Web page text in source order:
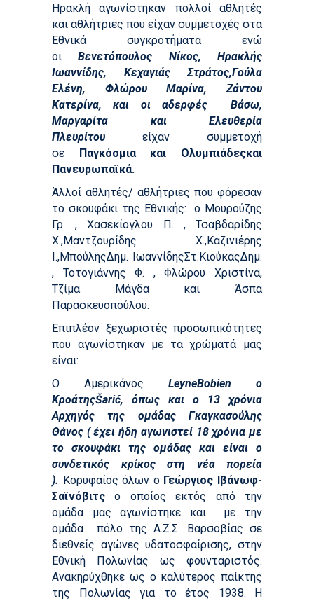
Ηρακλή αγωνίστηκαν πολλοί αθλητές
και αθλήτριες που είχαν συμμετοχές στα
Εθνικά συγκροτήματα ενώ
οιΒενετόπουλος Νίκος, Ηρακλής
Ιωαννίδης, Κεχαγιάς Στράτος,Γούλα
Ελένη, Φλώρου Μαρίνα, Ζάντου
Κατερίνα, και οι αδερφές Βάσω,
Μαργαρίτα και Ελευθερία
Πλευρίτου είχαν συμμετοχή
σε Παγκόσμια και Ολυμπιάδεςκαι
Πανευρωπαϊκά.
Άλλοί αθλητές/ αθλήτριες που φόρεσαν
το σκουφάκι της Εθνικής: ο Μουρούζης
Γρ. , Χασεκίογλου Π. , Τσαβδαρίδης
Χ.,Μαντζουρίδης Χ.,Καζινιέρης
Ι.,ΜπούληςΔημ. ΙωαννίδηςΣτ.ΚιούκαςΔημ.
, Τοτογιάννης Φ. , Φλώρου Χριστίνα,
Τζίμα Μάγδα και Άσπα
Παρασκευοπούλου.
Επιπλέον ξεχωριστές προσωπικότητες
που αγωνίστηκαν με τα χρώματά μας
είναι:
Ο Αμερικάνος LeyneBobien ο
ΚροάτηςŠarić, όπως και ο 13 χρόνια
Αρχηγός της ομάδας Γκαγκασούλης
Θάνος ( έχει ήδη αγωνιστεί 18 χρόνια με
το σκουφάκι της ομάδας και είναι ο
συνδετικός κρίκος στη νέα πορεία
). Κορυφαίος όλων ο Γεώργιος Ιβάνωφ-
Σαϊνόβιτςο οποίος εκτός από την
ομάδα μας αγωνίστηκε και με την
ομάδα πόλο της Α.Ζ.Σ. Βαρσοβίας σε
διεθνείς αγώνες υδατοσφαίρισης, στην
Εθνική Πολωνίας ως φουνταριστός.
Ανακηρύχθηκε ως ο καλύτερος παίκτης
της Πολωνίας για το έτος 1938. Η